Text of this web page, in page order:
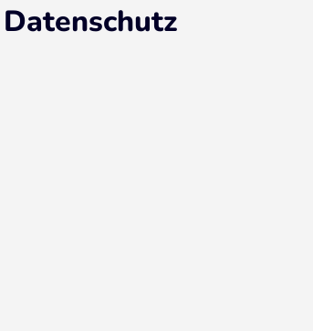
Datenschutz